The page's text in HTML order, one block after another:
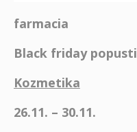
farmacia
Black friday popusti
Kozmetika
26.11. – 30.11.